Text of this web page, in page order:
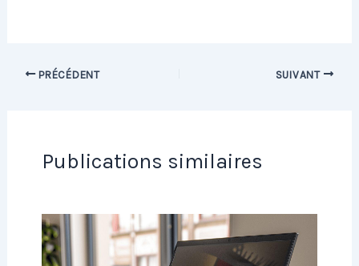
PRÉCÉDENT SUIVANT
Publications similaires